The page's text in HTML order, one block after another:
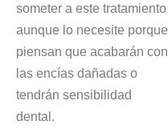
someter a este tratamiento
aunque lo necesite porque
piensan que acabarán con
las encías dañadas o
tendrán sensibilidad
dental.